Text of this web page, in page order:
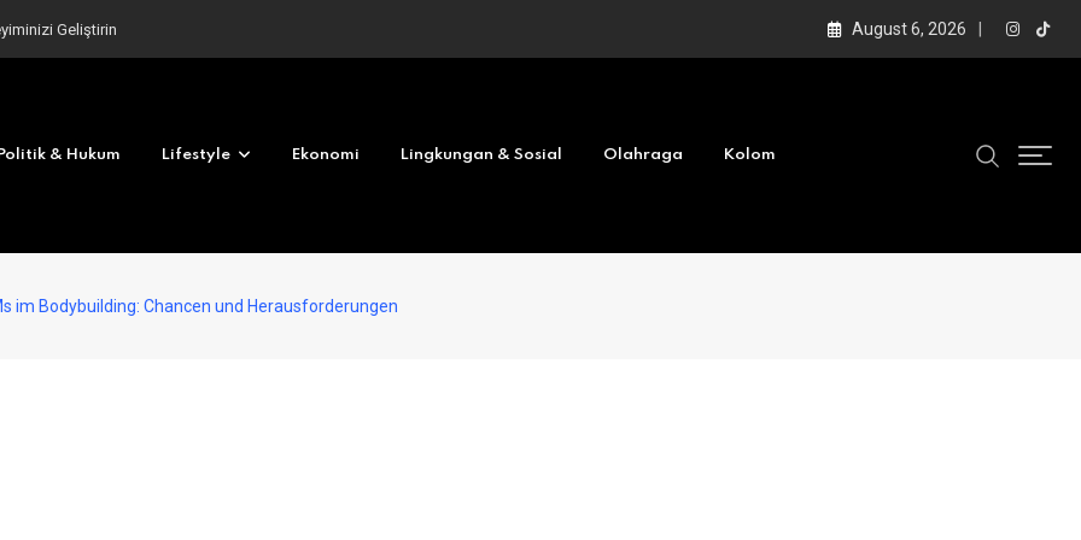
Geliştirin August 6, 2026
Politik & Hukum Lifestyle Ekonomi Lingkungan & Sosial Olahraga Kolom
im Bodybuilding: Chancen und Herausforderungen